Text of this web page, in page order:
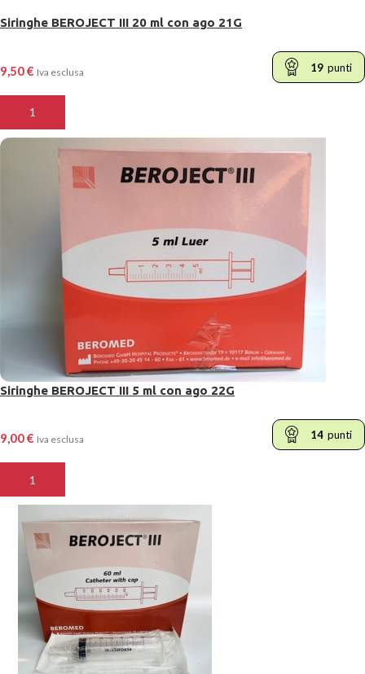
Siringhe BEROJECT III 20 ml con ago 21G
9,50€ Iva esclusa 19 punti
AGGIUNGI AL CARRELLO
Siringhe BEROJECT III 5 ml con ago 22G
9,00€ Iva esclusa 14 punti
AGGIUNGI AL CARRELLO